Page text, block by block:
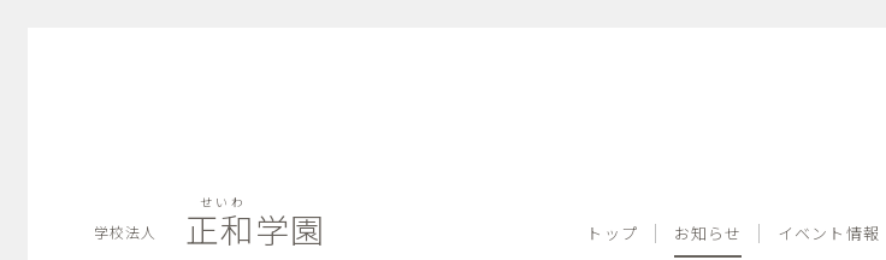
学校法人
せいわ
正和学園 トップ お知らせ イベント情報